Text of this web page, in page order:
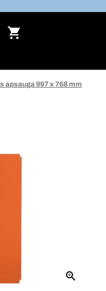
apsauga 997 x 768 mm